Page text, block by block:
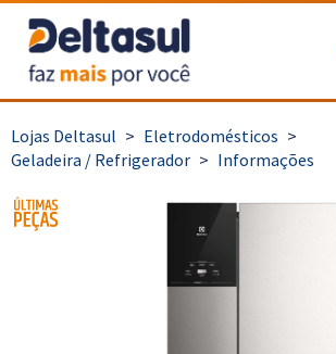
> Eletrodomésticos >
Geladeira / Refrigerador > Informações